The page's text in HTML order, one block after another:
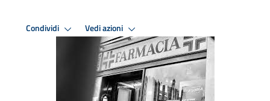
Condividi Vedi azioni